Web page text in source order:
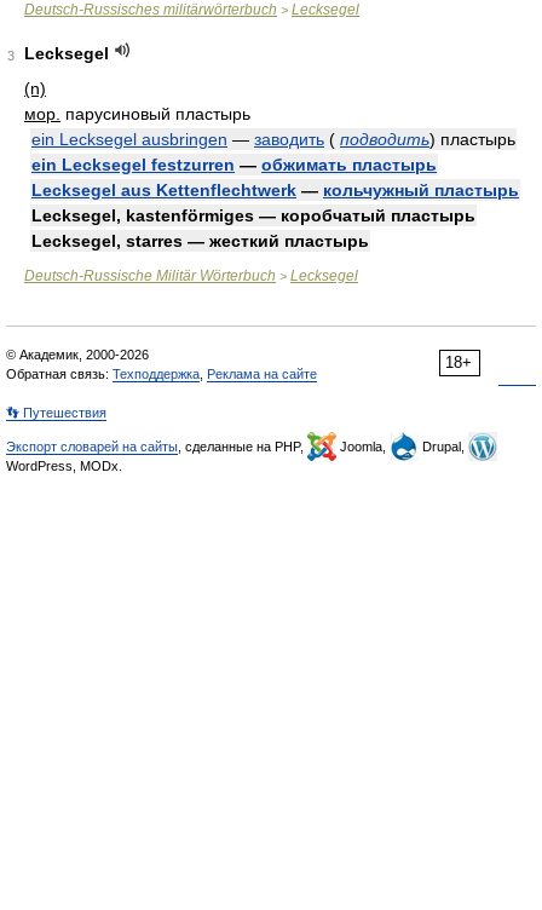
Deutsch-Russisches militärwörterbuch > Lecksegel
3
Lecksegel
(n)
мор. парусиновый пластырь
ein Lecksegel ausbringen — заводить ( подводить) пластырь
ein Lecksegel festzurren — обжимать пластырь
Lecksegel aus Kettenflechtwerk — кольчужный пластырь
Lecksegel, kastenförmiges — коробчатый пластырь
Lecksegel, starres — жесткий пластырь
Deutsch-Russische Militär Wörterbuch > Lecksegel
18+
© Академик, 2000-2026
Обратная связь: Техподдержка Реклама на сайте
👣 Путешествия
Экспорт словарей на сайты , сделанные на PHP, Joomla,
Drupal,
WordPress, MODx.